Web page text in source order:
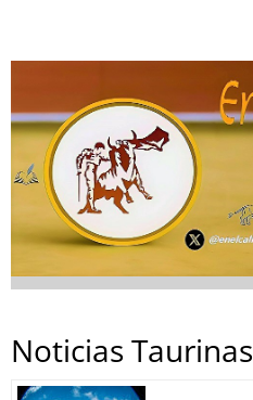
Noticias Taurinas